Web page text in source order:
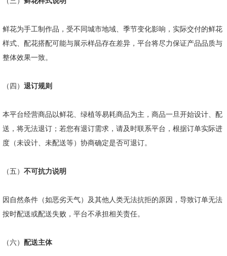
鲜花为手工制作品，受不同城市地域、季节变化影响，实际交付的鲜花
样式、配花搭配可能与展示样品存在差异，平台将尽力保证产品品质与
整体效果一致。
（四） 退订规则
本平台经营商品以鲜花、绿植等易耗商品为主，商品一旦开始设计、配
送，将无法退订；若您有退订需求，请及时联系平台，根据订单实际进
度（未设计、未配送等）协商确定是否可退订。
（五） 不可抗力说明
因自然条件（如恶劣天气）及其他人类无法抗拒的原因，导致订单无法
按时配送或配送失败，平台不承担相关责任。
（六） 配送主体